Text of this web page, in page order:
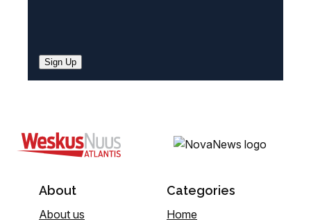
Sign Up
About
About us
Categories
Home